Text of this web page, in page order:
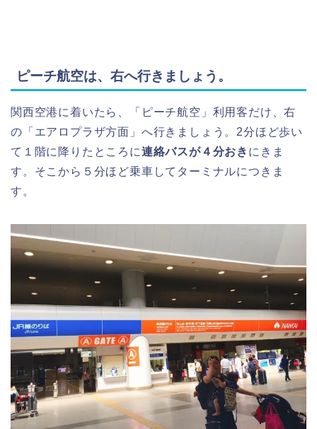
ピーチ航空は、右へ行きましょう。
関西空港に着いたら、「ピーチ航空」利用客だけ、右
の「エアロプラザ方面」へ行きましょう。2分ほど歩い
て１階に降りたところに連絡バスが４分おき にきま
す。そこから５分ほど乗車してターミナルにつきま
す。